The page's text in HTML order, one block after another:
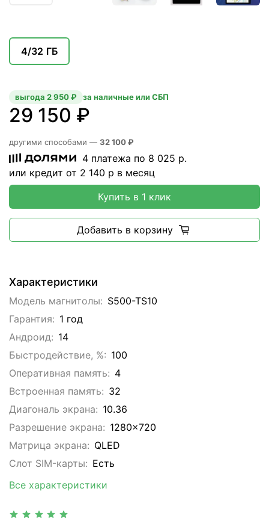
Характеристики
Модель магнитолы: S500-TS10
Гарантия: 1 год
Андроид: 14
Быстродействие, %: 100
Оперативная память: 4
Встроенная память: 32
Диагональ экрана: 10.36
Разрешение экрана: 1280x720
Матрица экрана: QLED
Слот SIM-карты: Eсть
Все характеристики
4/32 ГБ
29 150 ₽
выгода 2 950 ₽ за наличные или СБП
другими способами — 32 100 ₽
4 платежа по 8 025 р.
или кредит от 2 140 р в месяц
Купить в 1 клик
Добавить в корзину